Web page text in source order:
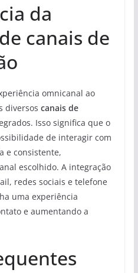
da
canais de
omnicanal ao
diversos canais de
Isso significa que o
de interagir com
e consistente,
escolhido. A integração
redes sociais e telefone
uma experiência
e aumentando a